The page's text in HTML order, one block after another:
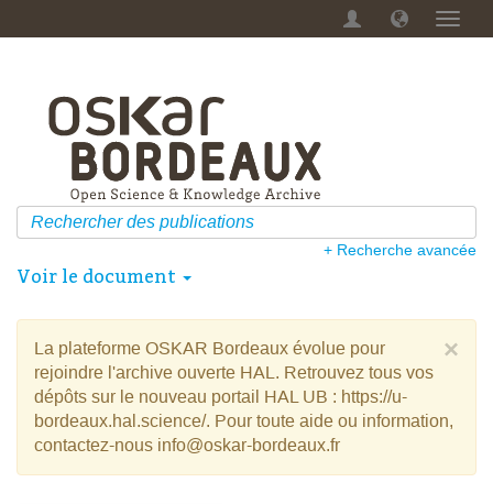
Menu
+ Recherche avancée
Voir le document
×
La plateforme OSKAR Bordeaux évolue pour
rejoindre l'archive ouverte HAL. Retrouvez tous vos
dépôts sur le nouveau portail HAL UB : https://u-
bordeaux.hal.science/. Pour toute aide ou information,
contactez-nous info@oskar-bordeaux.fr